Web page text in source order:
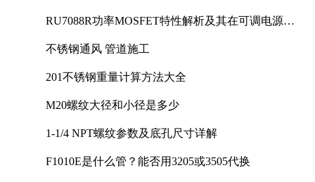
RU7088R功率MOSFET特性解析及其在可调电源设
不锈钢通风 管道施工
201不锈钢重量计算方法大全
M20螺纹大径和小径是多少
1-1/4 NPT螺纹参数及底孔尺寸详解
F1010E是什么管？能否用3205或3505代换